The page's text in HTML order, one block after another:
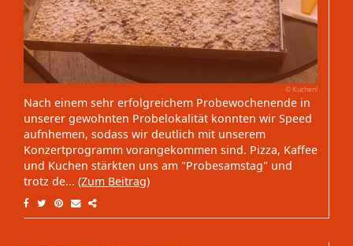
© Kuchen!
Nach einem sehr erfolgreichem Probewochenende in
unserer gewohnten Probelokalität konnten wir Speed
aufnhemen, sodass wir deutlich mit unserem
Konzertprogramm vorangekommen sind. Pizza, Kaffee
und Kuchen stärkten uns am "Probesamstag" und
trotz de... (Zum Beitrag)